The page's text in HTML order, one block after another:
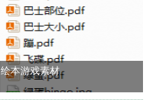
绘本游戏素材